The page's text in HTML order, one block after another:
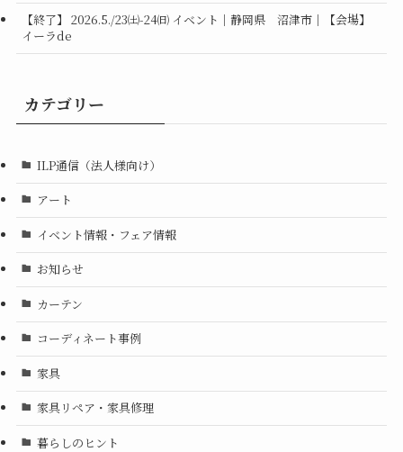
【終了】 2026.5./23㈯-24㈰ イベント｜静岡県 沼津市｜【会場】
イーラde
カテゴリー
ILP通信（法人様向け）
アート
イベント情報・フェア情報
お知らせ
カーテン
コーディネート事例
家具
家具リペア・家具修理
暮らしのヒント